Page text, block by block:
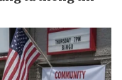
- Quốc phòng